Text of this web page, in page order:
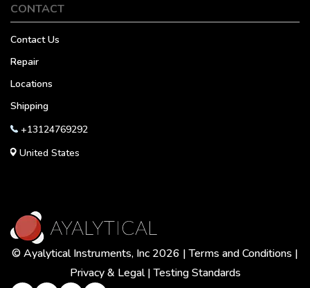
CONTACT
Contact Us
Repair
Locations
Shipping
+13124769292
United States
© Ayalytical Instruments, Inc 2026 |Terms and Conditions |
Privacy & Legal|Testing Standards